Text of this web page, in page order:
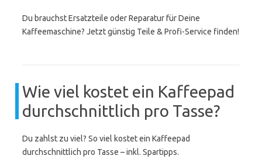
Du brauchst Ersatzteile oder Reparatur für Deine
Kaffeemaschine? Jetzt günstig Teile & Profi-Service finden!
Wie viel kostet ein Kaffeepad
durchschnittlich pro Tasse?
Du zahlst zu viel? So viel kostet ein Kaffeepad
durchschnittlich pro Tasse – inkl. Spartipps.